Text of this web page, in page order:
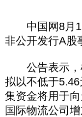
中国网8月13
非公开发行A股
公告表示，
拟以不低于
集资金将用于
国际物流公司